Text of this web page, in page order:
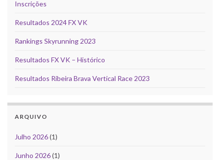
Inscrições
Resultados 2024 FX VK
Rankings Skyrunning 2023
Resultados FX VK – Histórico
Resultados Ribeira Brava Vertical Race 2023
ARQUIVO
Julho 2026(1)
Junho 2026(1)